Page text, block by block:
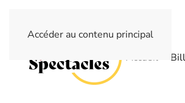
Accéder au contenu principal
Accueil